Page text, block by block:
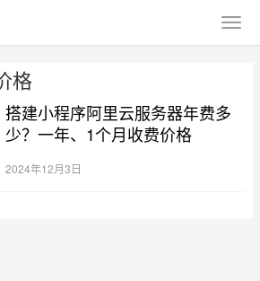
格
搭建小程序阿里云服务器年费多
少？一年、1个月收费价格
2024年12月3日